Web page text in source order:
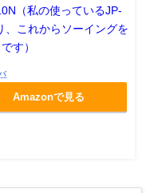
（私の使っているJP-
、これからソーイングを
す）
Amazonで見る